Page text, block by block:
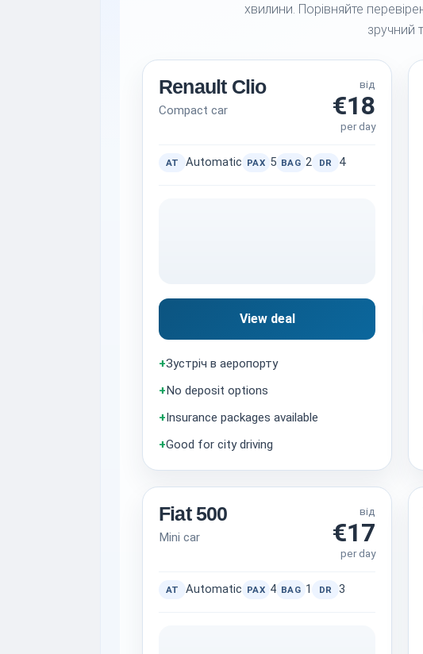
хвилини. Порівняйте
зручний
Renault Clio
Compact car
від
€18
per day
AT Automatic PAX 5 BAG 2 DR 4
View deal
+Зустріч в аеропорту
+No deposit options
+Insurance packages available
+Good for city driving
Fiat 500
Mini car
від
€17
per day
AT Automatic PAX 4 BAG 1 DR 3